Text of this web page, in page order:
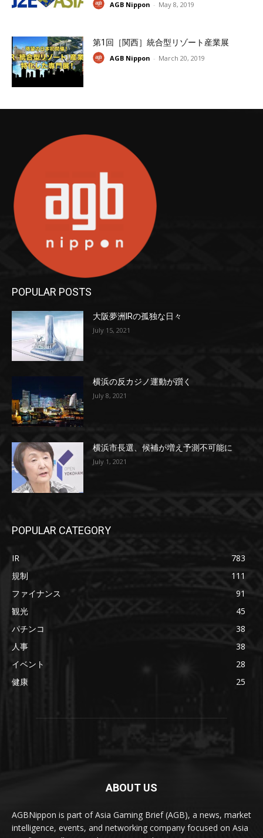
AGB Nippon - May 8, 2019
第1回［関西］統合型リゾート産業展
AGB Nippon - March 20, 2019
POPULAR POSTS
大阪夢洲IRの孤独な日々
July 15, 2021
横浜の反カジノ運動が躓く
July 8, 2021
横浜市長選、候補が増え予測不可能に
July 1, 2021
POPULAR CATEGORY
IR
783
規制
111
ファイナンス
91
観光
45
パチンコ
38
人事
38
イベント
28
健康
25
ABOUT US
AGBNippon is part of Asia Gaming Brief (AGB), a news, market
intelligence, events, and networking company focused on Asia